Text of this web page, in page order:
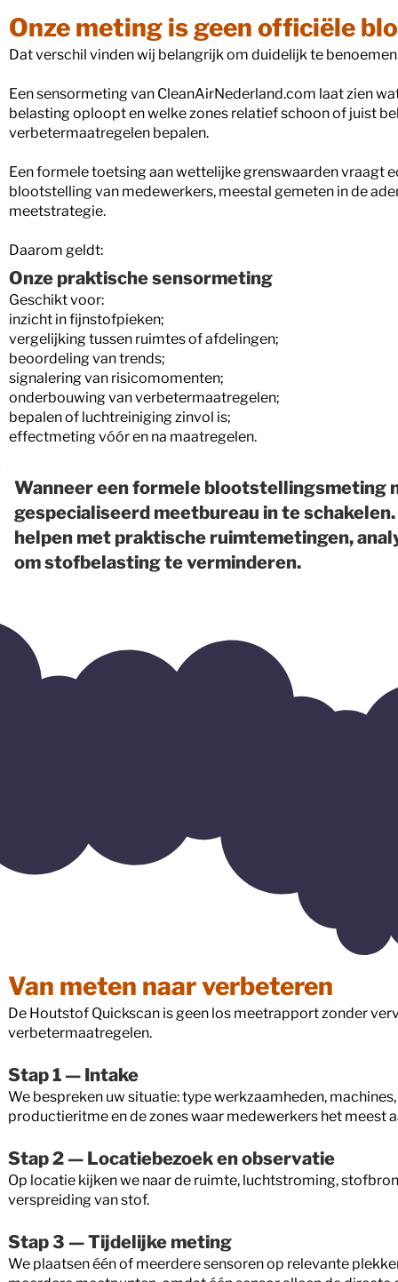
Onze meting is geen officiële
Dat verschil vinden wij belangrijk om duidelijk te
Een sensormeting van CleanAirNederland.com laat zien
belasting oploopt en welke zones relatief schoon of juist
verbetermaatregelen bepalen.
Een formele toetsing aan wettelijke grenswaarden vraagt
blootstelling van medewerkers, meestal gemeten in de
meetstrategie.
Daarom geldt:
Onze praktische sensormeting
Geschikt voor:
inzicht in fijnstofpieken;
vergelijking tussen ruimtes of afdelingen;
beoordeling van trends;
signalering van risicomomenten;
onderbouwing van verbetermaatregelen;
bepalen of luchtreiniging zinvol is;
effectmeting vóór en na maatregelen.
Wanneer een formele blootstellingsmeting
gespecialiseerd meetbureau in te
helpen met praktische ruimtemetingen,
om stofbelasting te verminderen.
Van meten naar verbeteren
De Houtstof Quickscan is geen los meetrapport zonder
verbetermaatregelen.
Stap 1 — Intake
We bespreken uw situatie: type werkzaamheden,
productieritme en de zones waar medewerkers het meest
Stap 2 — Locatiebezoek en observatie
Op locatie kijken we naar de ruimte, luchtstroming,
verspreiding van stof.
Stap 3 — Tijdelijke meting
We plaatsen één of meerdere sensoren op relevante